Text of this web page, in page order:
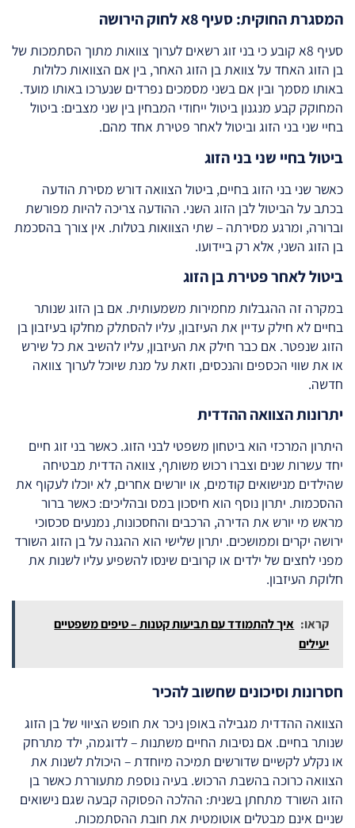
המסגרת החוקית: סעיף 8א לחוק הירושה
סעיף 8א קובע כי בני זוג רשאים לערוך צוואות מתוך הסתמכות של
בן הזוג האחד על צוואת בן הזוג האחר, בין אם הצוואות כלולות
באותו מסמך ובין אם בשני מסמכים נפרדים שנערכו באותו מועד.
המחוקק קבע מנגנון ביטול ייחודי המבחין בין שני מצבים: ביטול
בחיי שני בני הזוג וביטול לאחר פטירת אחד מהם.
ביטול בחיי שני בני הזוג
כאשר שני בני הזוג בחיים, ביטול הצוואה דורש מסירת הודעה
בכתב על הביטול לבן הזוג השני. ההודעה צריכה להיות מפורשת
וברורה, ומרגע מסירתה – שתי הצוואות בטלות. אין צורך בהסכמת
בן הזוג השני, אלא רק ביידועו.
ביטול לאחר פטירת בן הזוג
במקרה זה ההגבלות מחמירות משמעותית. אם בן הזוג שנותר
בחיים לא חילק עדיין את העיזבון, עליו להסתלק מחלקו בעיזבון בן
הזוג שנפטר. אם כבר חילק את העיזבון, עליו להשיב את כל שירש
או את שווי הכספים והנכסים, וזאת על מנת שיוכל לערוך צוואה
חדשה.
יתרונות הצוואה ההדדית
היתרון המרכזי הוא ביטחון משפטי לבני הזוג. כאשר בני זוג חיים
יחד עשרות שנים וצברו רכוש משותף, צוואה הדדית מבטיחה
שהילדים מנישואים קודמים, או יורשים אחרים, לא יוכלו לעקוף את
ההסכמות. יתרון נוסף הוא חיסכון במס ובהליכים: כאשר ברור
מראש מי יורש את הדירה, הרכבים והחסכונות, נמנעים סכסוכי
ירושה יקרים וממושכים. יתרון שלישי הוא ההגנה על בן הזוג השורד
מפני לחצים של ילדים או קרובים שינסו להשפיע עליו לשנות את
חלוקת העיזבון.
קראו: איך להתמודד עם תביעות קטנות – טיפים משפטיים
יעילים
חסרונות וסיכונים שחשוב להכיר
הצוואה ההדדית מגבילה באופן ניכר את חופש הציווי של בן הזוג
שנותר בחיים. אם נסיבות החיים משתנות – לדוגמה, ילד מתרחק
או נקלע לקשיים שדורשים תמיכה מיוחדת – היכולת לשנות את
הצוואה כרוכה בהשבת הרכוש. בעיה נוספת מתעוררת כאשר בן
הזוג השורד מתחתן בשנית: ההלכה הפסוקה קבעה שגם נישואים
שניים אינם מבטלים אוטומטית את חובת ההסתמכות.